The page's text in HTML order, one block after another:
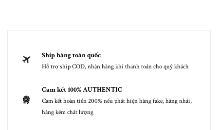
Ship hàng toàn quốc
Hỗ trợ ship COD, nhận hàng khi thanh toán cho quý khách
Cam kết 100% AUTHENTIC
Cam kết hoàn tiền 200% nếu phát hiện hàng fake, hàng nhái,
hàng kém chất lượng